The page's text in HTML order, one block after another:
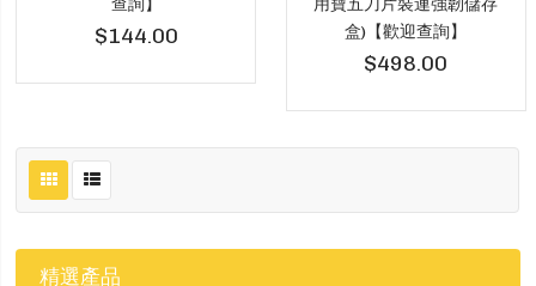
$144.00
盒)【歡迎查詢】
$498.00
精選產品